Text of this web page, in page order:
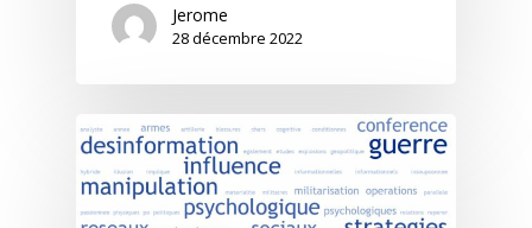
Jerome
28 décembre 2022